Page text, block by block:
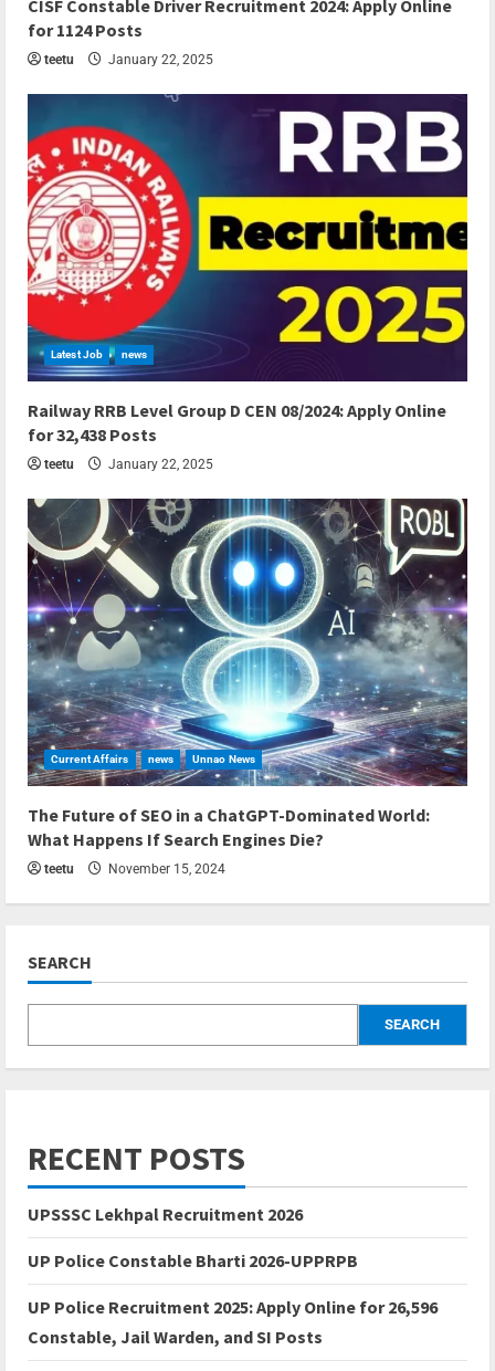
CISF Constable Driver Recruitment 2024: Apply Online
for 1124 Posts
teetu January 22, 2025
Latest Job news
Railway RRB Level Group D CEN 08/2024: Apply Online
for 32,438 Posts
teetu January 22, 2025
Current Affairs news Unnao News
The Future of SEO in a ChatGPT-Dominated World:
What Happens If Search Engines Die?
teetu November 15, 2024
SEARCH
SEARCH
RECENT POSTS
UPSSSC Lekhpal Recruitment 2026
UP Police Constable Bharti 2026-UPPRPB
UP Police Recruitment 2025: Apply Online for 26,596
Constable, Jail Warden, and SI Posts